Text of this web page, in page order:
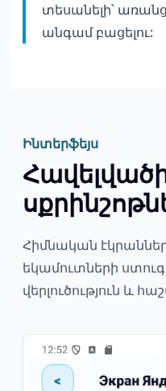
տեսանելի՝
անգամ բացելու:
Ինտերֆեյս
Հիմնական
եկամուտների
վերլուծություն և